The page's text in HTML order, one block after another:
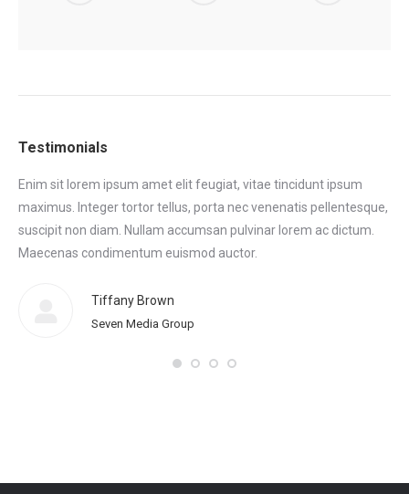
Testimonials
Enim sit lorem ipsum amet elit feugiat, vitae tincidunt ipsum
maximus. Integer tortor tellus, porta nec venenatis pellentesque,
suscipit non diam. Nullam accumsan pulvinar lorem ac dictum.
Maecenas condimentum euismod auctor.
Tiffany Brown
Seven Media Group